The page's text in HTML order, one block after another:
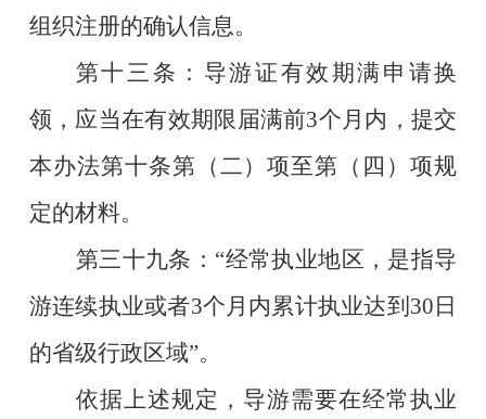
组织注册的确认信息。
第十三条：导游证有效期满申请换
领，应当在有效期限届满前3个月内，提交
本办法第十条第（二）项至第（四）项规
定的材料。
第三十九条： “经常执业地区，是指导
游连续执业或者3个月内累计执业达到 30 日
的省级行政区域”。
依据上述规定，导游需要在经常执业